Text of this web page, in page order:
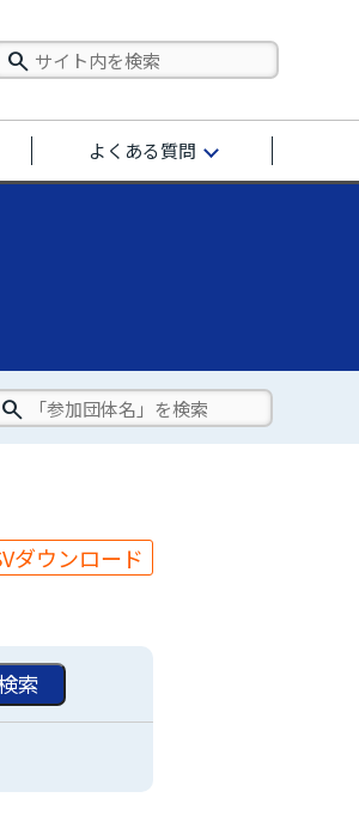
よくある質問
ダウンロード